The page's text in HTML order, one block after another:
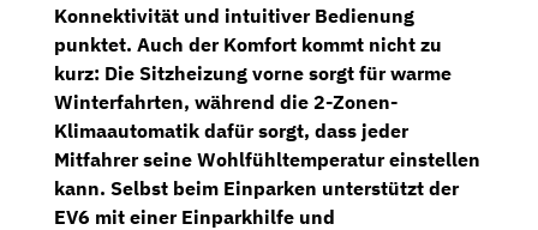
Konnektivität und intuitiver Bedienung
punktet. Auch der Komfort kommt nicht zu
kurz: Die Sitzheizung vorne sorgt für warme
Winterfahrten, während die 2-Zonen-
Klimaautomatik dafür sorgt, dass jeder
Mitfahrer seine Wohlfühltemperatur einstellen
kann. Selbst beim Einparken unterstützt der
EV6 mit einer Einparkhilfe und